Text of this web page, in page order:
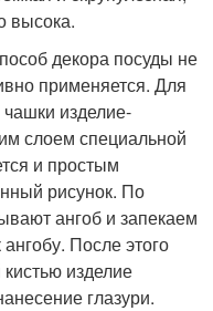
высока.
декора посуды не
применяется. Для
изделие-
слоем специальной
и простым
рисунок. По
ангоб и запекаем
После этого
кистью изделие
глазури.